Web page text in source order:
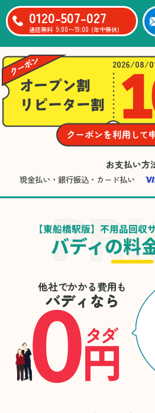
サ
い
知
何
し
心
た。
0120-507-027
通話無料 9:00〜19:00 (年中無休)
2026/08/
お支払い方
現金払い・銀行振込・カード払い
【東船橋駅版】不用品回収
バディの料
他社でかかる費用も
バディなら
0円
タダ